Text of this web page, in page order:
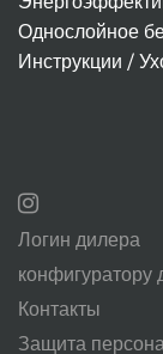
Однослойное
Инструкции /
Логин дилера
конфигуратору
Контакты
Защита